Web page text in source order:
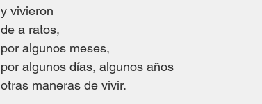
y vivieron
de a ratos,
por algunos meses,
por algunos días, algunos años
otras maneras de vivir.